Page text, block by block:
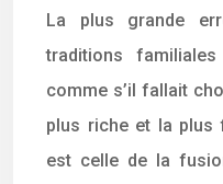
La plus grande
traditions
comme s’il fallait
plus riche et la plus
est celle de la